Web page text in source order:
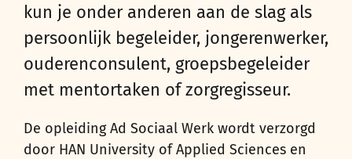
kun je onder anderen aan de slag als
persoonlijk begeleider, jongerenwerker,
ouderenconsulent, groepsbegeleider
met mentortaken of zorgregisseur.
De opleiding Ad Sociaal Werk wordt verzorgd
door HAN University of Applied Sciences en